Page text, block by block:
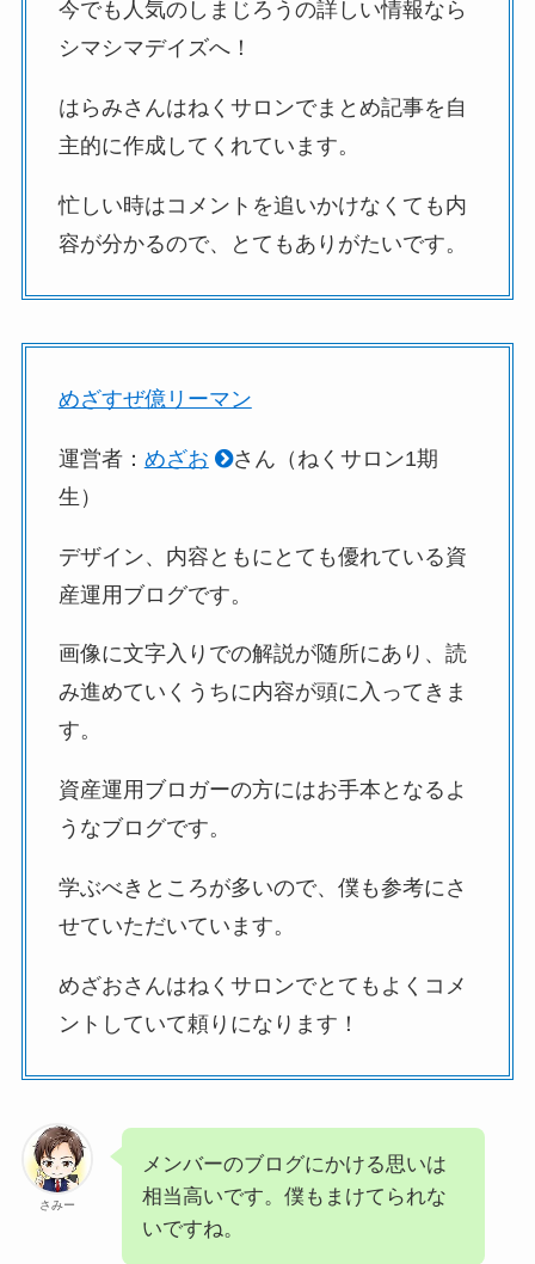
今でも人気のしまじろうの詳しい情報なら
シマシマデイズへ！
はらみさんはねくサロンでまとめ記事を自
主的に作成してくれています。
忙しい時はコメントを追いかけなくても内
容が分かるので、とてもありがたいです。
めざすぜ億リーマン
運営者： めざお
さん（ねくサロン1期
生）
デザイン、内容ともにとても優れている資
産運用ブログです。
画像に文字入りでの解説が随所にあり、読
み進めていくうちに内容が頭に入ってきま
す。
資産運用ブロガーの方にはお手本となるよ
うなブログです。
学ぶべきところが多いので、僕も参考にさ
せていただいています。
めざおさんはねくサロンでとてもよくコメ
ントしていて頼りになります！
さみー
メンバーのブログにかける思いは
相当高いです。僕もまけてられな
いですね。